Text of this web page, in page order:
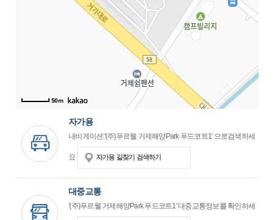
50m
자가용
내비게이션:'(주)푸르웰 거제해양Park 푸드코트1' 으로검색하세
요 자가용 길찾기 검색하기
대중교통
'(주)푸르웰 거제해양Park 푸드코트1' 대중교통정보를 확인하세